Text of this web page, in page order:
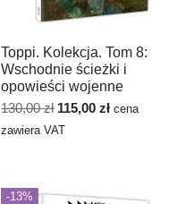
Toppi. Kolekcja. Tom 8:
Wschodnie ścieżki i
opowieści wojenne
130,00zł 115,00zł cena
zawiera VAT
-13%